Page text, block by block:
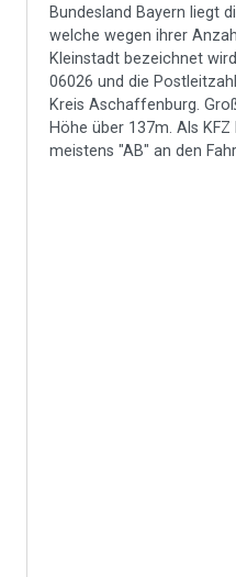
Bundesland Bayern liegt
welche wegen ihrer
Kleinstadt bezeichnet
06026 und die
Kreis Aschaffenburg.
Höhe über 137m. Als
meistens "AB" an den